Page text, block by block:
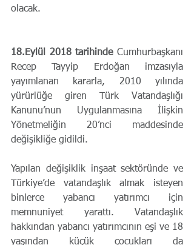
olacak.
18.Eylül 2018 tarihinde Cumhurbaşkanı
Recep Tayyip Erdoğan imzasıyla
yayımlanan kararla, 2010 yılında
yürürlüğe giren Türk Vatandaşlığı
Kanunu’nun Uygulanmasına İlişkin
Yönetmeliğin 20’nci maddesinde
değişikliğe gidildi.
Yapılan değişiklik inşaat sektöründe ve
Türkiye’de vatandaşlık almak isteyen
binlerce yabancı yatırımcı için
memnuniyet yarattı. Vatandaşlık
hakkından yabancı yatırımcının eşi ve 18
yaşından küçük çocukları da